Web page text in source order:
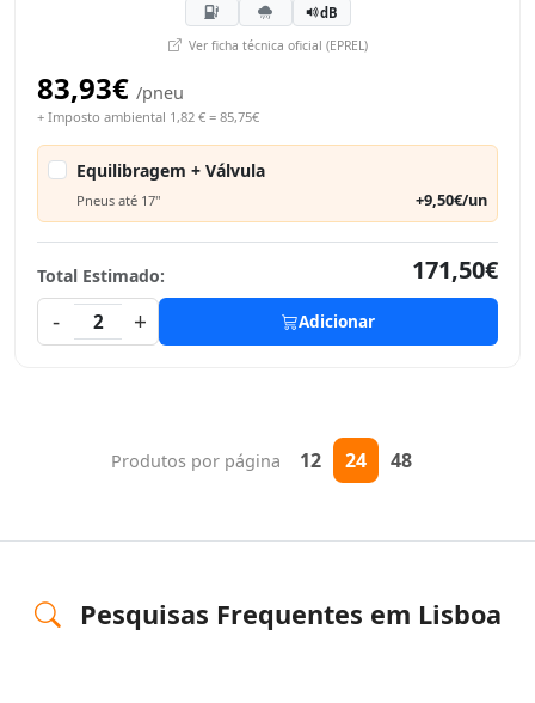
dB
Ver ficha técnica oficial (EPREL)
83,93€ /pneu
+ Imposto ambiental 1,82 € = 85,75€
Equilibragem + Válvula
Pneus até 17" +9,50€/un
Total Estimado:
171,50€
-
2 + Adicionar
Produtos por página 12 24 48
Pesquisas Frequentes em Lisboa